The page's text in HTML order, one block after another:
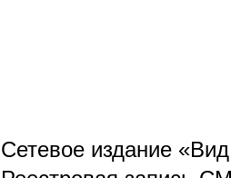
Сетевое издание